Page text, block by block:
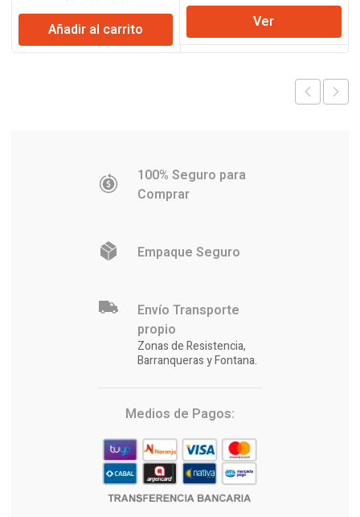
precio
original
era:
precio
actual
es:
Añadir al carrito
precio
original
era:
precio
es:
Ver
100% Seguro para
Comprar
Empaque Seguro
Envío Transporte
propio
Zonas de Resistencia,
Barranqueras y Fontana.
Medios de Pagos: